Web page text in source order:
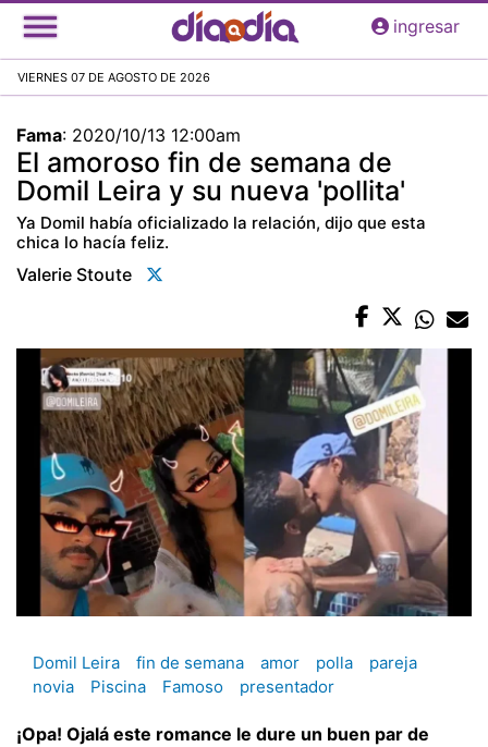
Pasar
al
principal
ingresar
VIERNES 07 DE AGOSTO DE 2026
Fama: 2020/10/13 12:00am
El amoroso fin de semana de
Domil Leira y su nueva 'pollita'
Ya Domil había oficializado la relación, dijo que esta
chica lo hacía feliz.
Valerie Stoute
Domil Leira fin de semana amor polla
pareja
novia
Piscina Famoso presentador
¡Opa! Ojalá este romance le dure un buen par de